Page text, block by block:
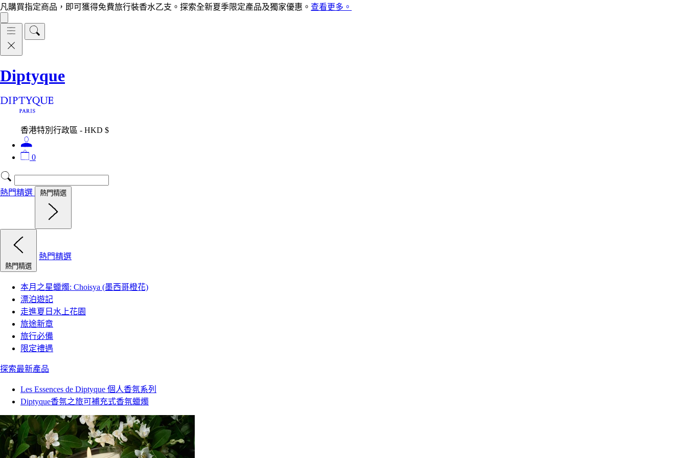
凡購買指定商品，即可獲得免費旅行裝香水乙支。探索全新夏季限定產品及獨家優惠。 查看更多。
Diptyque
香港特別行政區 - HKD $
0
熱門精選 熱門精選
熱門精選
熱門精選
本月之星蠟燭: Choisya (墨西哥橙花)
漂泊遊記
走進夏日水上花園
旅途新章
旅行必備
限定禮遇
探索最新產品
Les Essences de Diptyque 個人香氛系列
Diptyque香氛之旅可補充式香氛蠟燭